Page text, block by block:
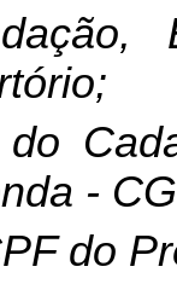
-
do